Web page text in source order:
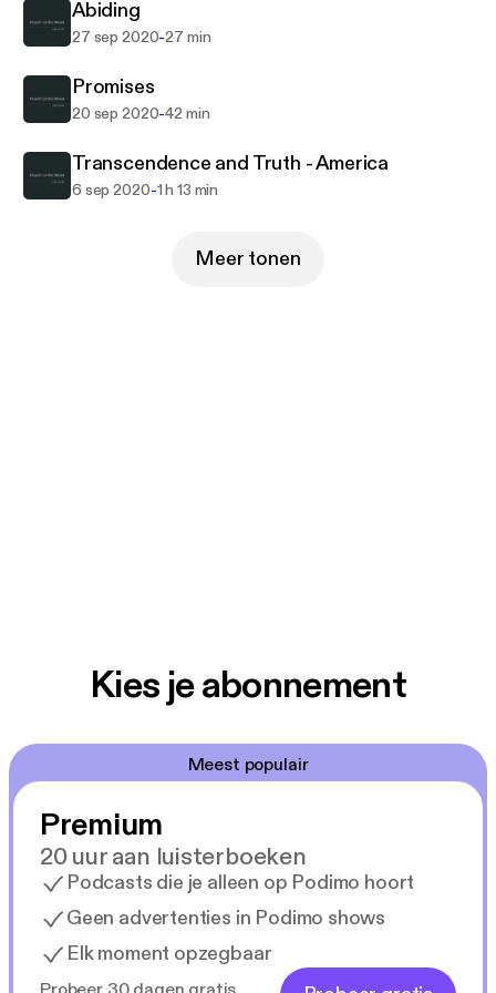
Abiding
27 sep 2020-27 min
Promises
20 sep 2020-42 min
Transcendence and Truth - America
6 sep 2020-1 h 13 min
Meer tonen
Kies je abonnement
Meest populair
Premium
20 uur aan luisterboeken
Podcasts die je alleen op Podimo hoort
Geen advertenties in Podimo shows
Elk moment opzegbaar